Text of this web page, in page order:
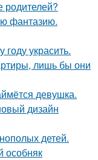
родителей?
фантазию.
украсить.
лишь бы они
девушка.
дизайн
детей.
особняк